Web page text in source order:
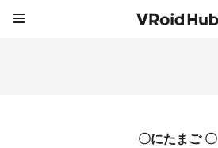
〇にたまご 〇